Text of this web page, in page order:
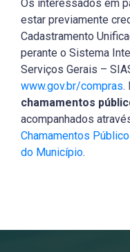
Os interessados em
estar previamente
Cadastramento
perante o Sistema
Serviços Gerais –
www.gov.br/compras.
chamamentos
acompanhados
Chamamentos
do Município.